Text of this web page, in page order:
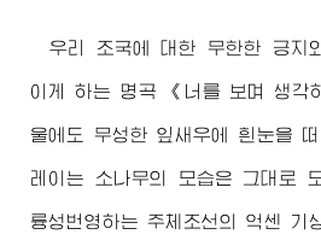
우리 조국에 대한 무한한 긍지
이게 하는 명곡 《너를 보며 생각
울에도 무성한 잎새우에 흰눈을
레이는 소나무의 모습은 그대로
륭성번영하는 주체조선의 억센 기